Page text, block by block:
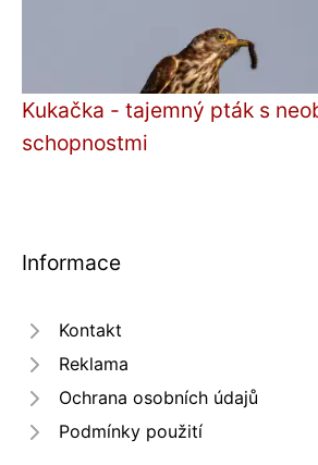
Kukačka - tajemný pták s
schopnostmi
Informace
Kontakt
Reklama
Ochrana osobních údajů
Podmínky použití